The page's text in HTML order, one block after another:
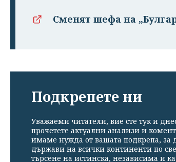
Сменят шефа на
Подкрепете ни
Уважаеми читатели, вие сте тук и
прочетете актуални анализи и
имаме нужда от вашата подкрепа, за
държави на всички континенти по
търсене на истинска, независима и